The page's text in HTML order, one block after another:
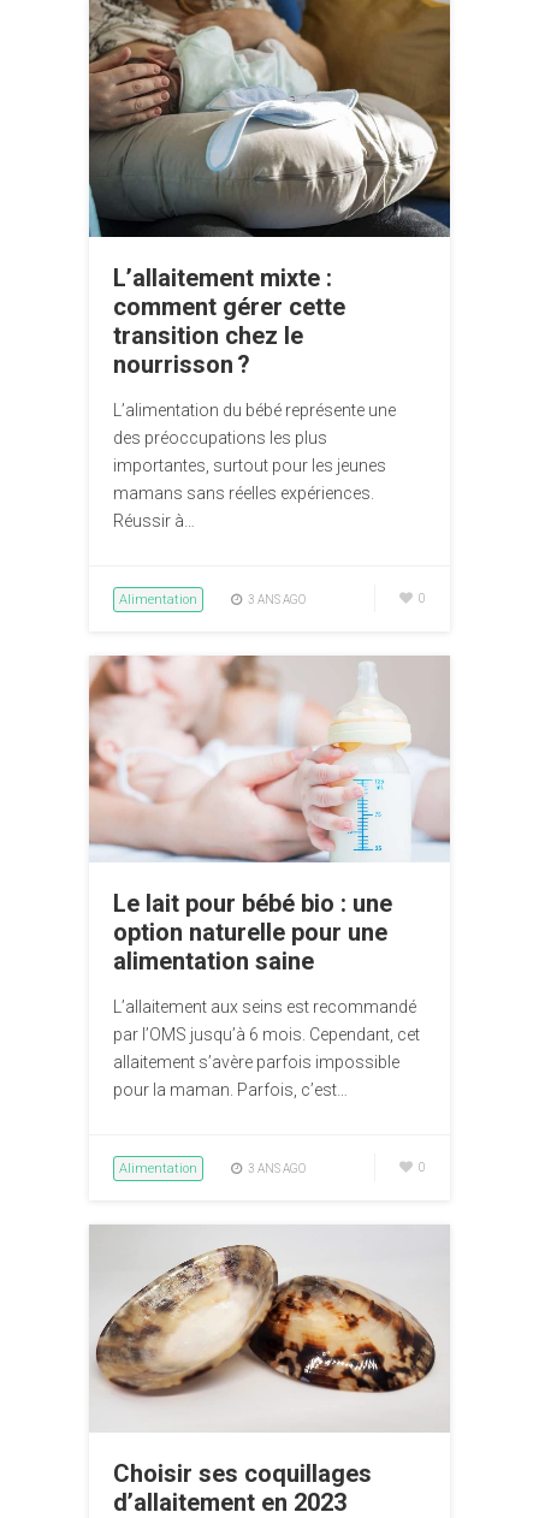
L’allaitement mixte :
comment gérer cette
transition chez le
nourrisson ?
L’alimentation du bébé représente une
des préoccupations les plus
importantes, surtout pour les jeunes
mamans sans réelles expériences.
Réussir à…
Alimentation 3 ANS AGO 0
Le lait pour bébé bio : une
option naturelle pour une
alimentation saine
L’allaitement aux seins est recommandé
par l’OMS jusqu’à 6 mois. Cependant, cet
allaitement s’avère parfois impossible
pour la maman. Parfois, c’est…
Alimentation 3 ANS AGO 0
Choisir ses coquillages
d’allaitement en 2023